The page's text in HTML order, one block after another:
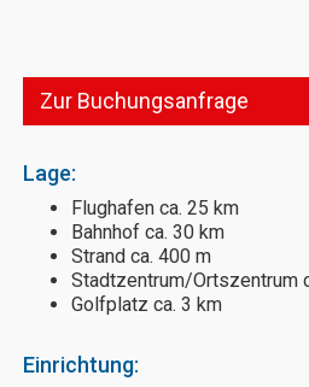
Zur Buchungsanfrage
Lage:
Flughafen ca. 25 km
Bahnhof ca. 30 km
Strand ca. 400 m
Stadtzentrum/Ortszentrum
Golfplatz ca. 3 km
Einrichtung: